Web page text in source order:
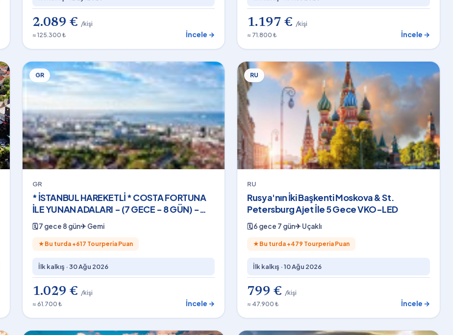
2.089 € /kişi
≈ 125.300 ₺
İncele →
1.197 € /kişi
≈ 71.800 ₺
İncele →
GR
GR
* İSTANBUL HAREKETLİ * COSTA FORTUNA
İLE YUNAN ADALARI - (7 GECE - 8 GÜN) -
2026
🗓7 gece 8 gün✈Gemi
★ Bu turda +617 Tourperia Puan
İlk kalkış ·30 Ağu 2026
1.029 € /kişi
≈ 61.700 ₺
İncele →
RU
RU
Rusya'nın İki Başkenti Moskova & St.
Petersburg Ajet İle 5 Gece VKO-LED
🗓6 gece 7 gün✈Uçaklı
★ Bu turda +479 Tourperia Puan
İlk kalkış ·10 Ağu 2026
799 € /kişi
≈ 47.900 ₺
İncele →